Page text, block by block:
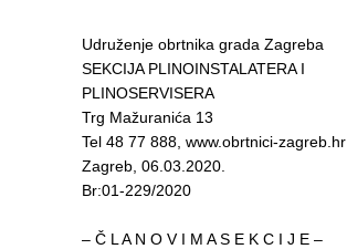
Udruženje obrtnika grada Zagreba
SEKCIJA PLINOINSTALATERA I
PLINOSERVISERA
Trg Mažuranića 13
Tel 48 77 888, www.obrtnici-zagreb.hr
Zagreb, 06.03.2020.
Br:01-229/2020
– Č L A N O V I M A S E K C I J E –